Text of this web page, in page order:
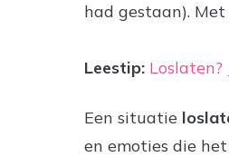
had gestaan).
Leestip:
Een situatie
en emoties die